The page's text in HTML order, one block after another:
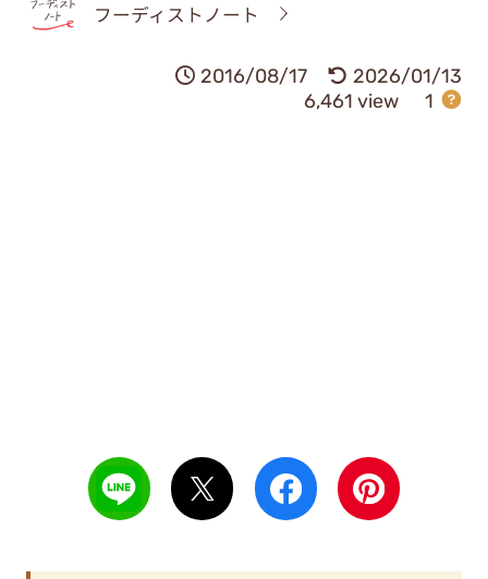
フーディストノート
2016/08/17
2026/01/13
6,461 view
1